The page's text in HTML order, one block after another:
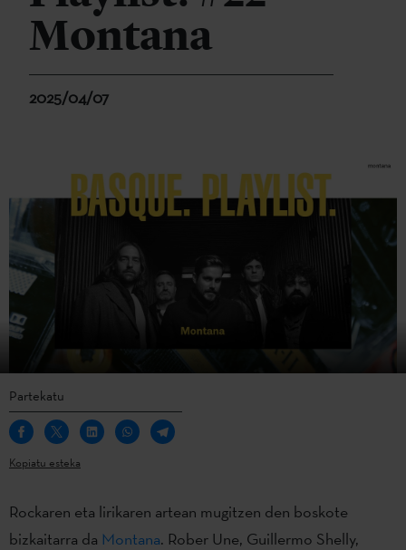
Montana
2025/04/07
Partekatu
Kopiatu esteka
Rockaren eta lirikaren artean mugitzen den boskote
bizkaitarra da Montana. Rober Une, Guillermo Shelly,